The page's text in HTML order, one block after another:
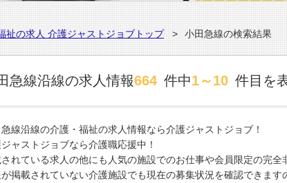
祉の求人 介護ジャストジョブトップ 小田急線の検索結果
急線沿線の求人情報664 件中1～10 件目を
線沿線の介護・福祉の求人情報なら介護ジャストジョブ！
ャストジョブなら介護職応援中！
れている求人の他にも人気の施設でのお仕事や会員限定の完全
掲載されていない介護施設でも現在の募集状況を確認できま